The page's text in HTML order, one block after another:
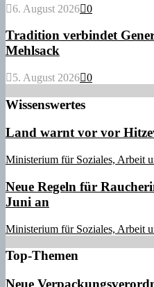
6. August 2026 0
Tradition verbindet
Mehlsack
5. August 2026 0
Wissenswertes
Land warnt vor vor
Ministerium für Soziales, Arbeit
Neue Regeln für
Juni an
Ministerium für Soziales, Arbeit
Top-Themen
Neue